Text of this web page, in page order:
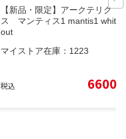
【新品・限定】アークテリク
ス マンティス1 mantis1 white
out
マイストア在庫： 1223
税込 6600